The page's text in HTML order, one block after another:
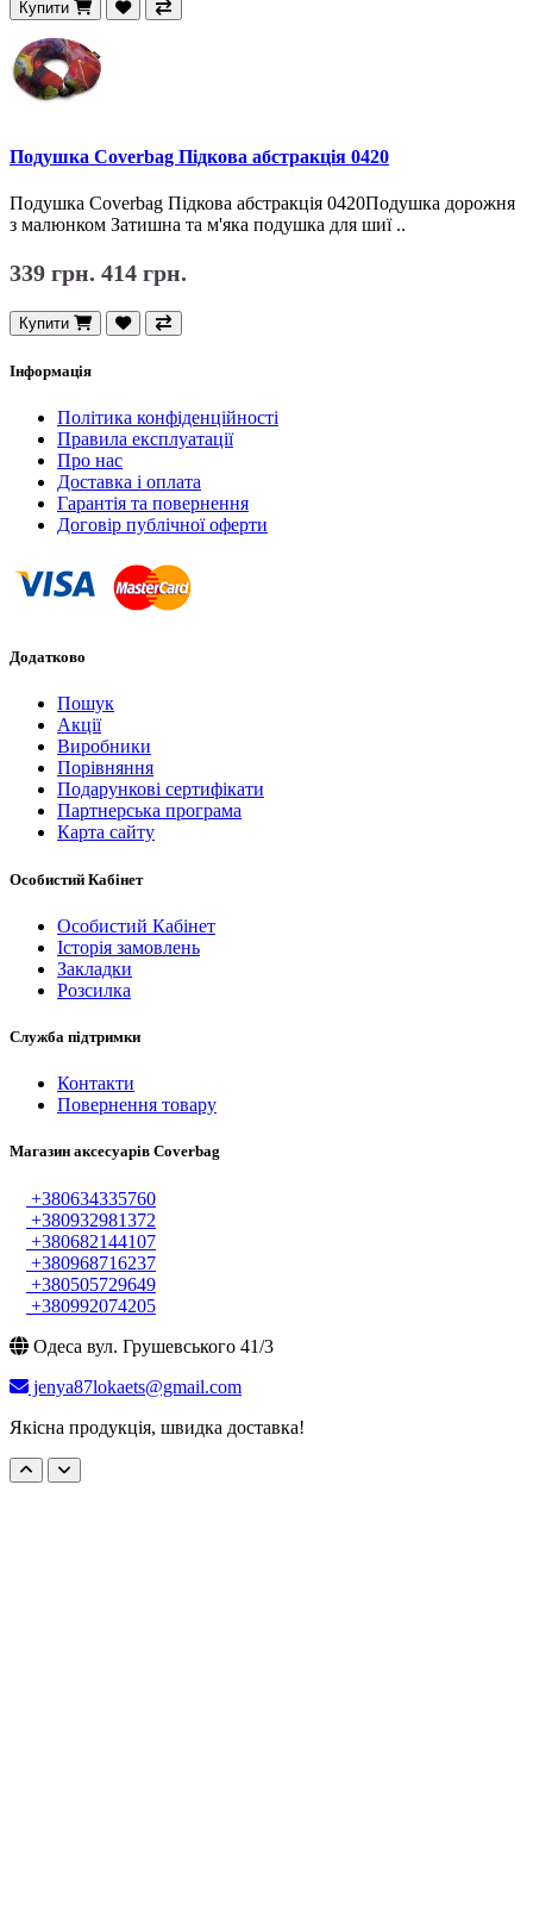
Купити
Подушка Coverbag Підкова абстракція 0420
Подушка Coverbag Підкова абстракція 0420Подушка дорожня
з малюнком Затишна та м'яка подушка для шиї ..
339 грн. 414 грн.
Купити
Інформація
Політика конфіденційності
Правила експлуатації
Про нас
Доставка і оплата
Гарантія та повернення
Договір публічної оферти
Додатково
Пошук
Акції
Виробники
Порівняння
Подарункові сертифікати
Партнерська програма
Карта сайту
Особистий Кабінет
Особистий Кабінет
Історія замовлень
Закладки
Розсилка
Служба підтримки
Контакти
Повернення товару
Магазин аксесуарів Coverbag
+380634335760
+380932981372
+380682144107
+380968716237
+380505729649
+380992074205
Одеса вул. Грушевського 41/3
jenya87lokaets@gmail.com
Якісна продукція, швидка доставка!